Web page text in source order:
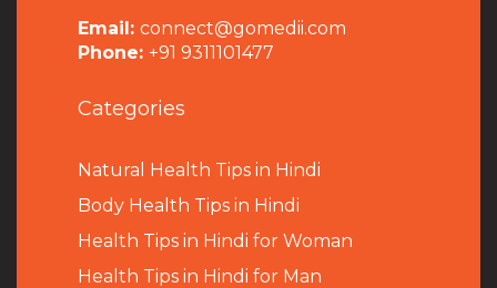
Email: connect@gomedii.com
Phone: +91 9311101477
Categories
Natural Health Tips in Hindi
Body Health Tips in Hindi
Health Tips in Hindi for Woman
Health Tips in Hindi for Man